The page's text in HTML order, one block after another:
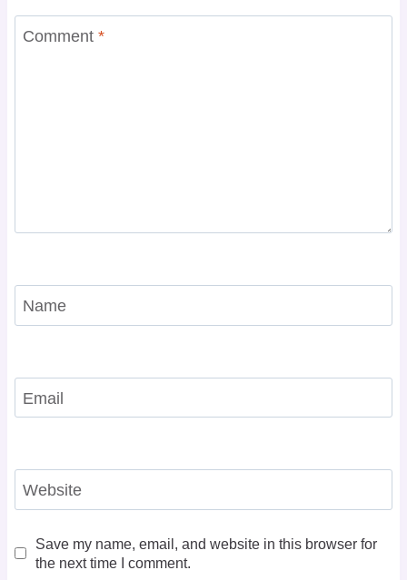
Comment *
Name
Email
Website
Save my name, email, and website in this browser for
the next time I comment.